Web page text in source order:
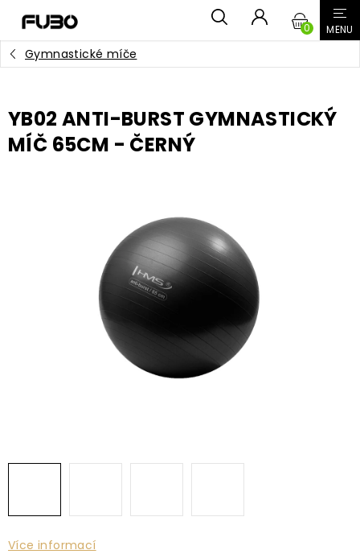
obsah
Gymnastické míče
YB02 ANTI-BURST GYMNASTICKÝ
MÍČ 65CM - ČERNÝ
Více informací